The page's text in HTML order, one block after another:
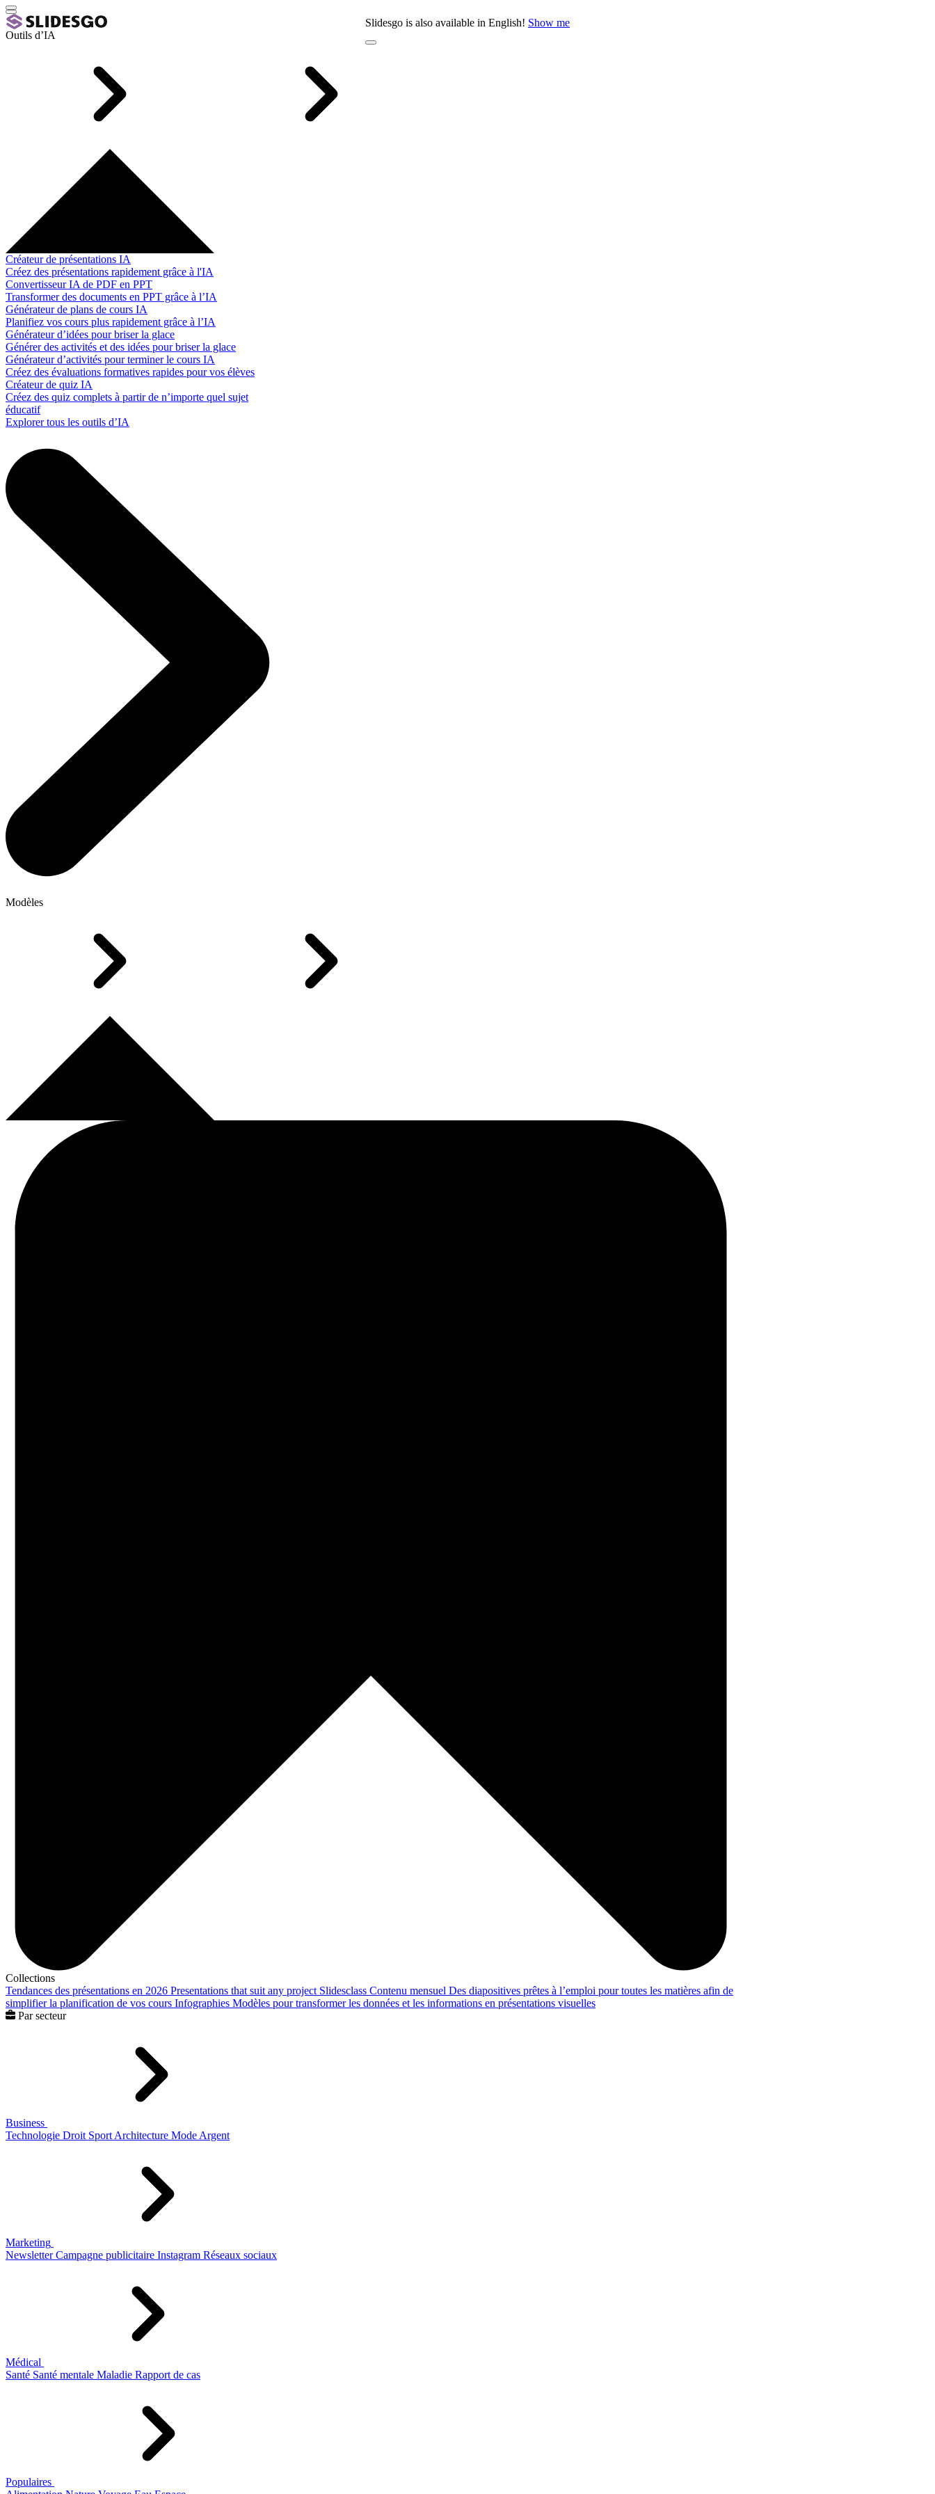
Slidesgo is also available in English! Show me
Outils d’IA
Créateur de présentations IA
Créez des présentations rapidement grâce à l'IA
Convertisseur IA de PDF en PPT
Transformer des documents en PPT grâce à l’IA
Générateur de plans de cours IA
Planifiez vos cours plus rapidement grâce à l’IA
Générateur d’idées pour briser la glace
Générer des activités et des idées pour briser la glace
Générateur d’activités pour terminer le cours IA
Créez des évaluations formatives rapides pour vos élèves
Créateur de quiz IA
Créez des quiz complets à partir de n’importe quel sujet
éducatif
Explorer tous les outils d’IA
Modèles
Collections
Tendances des présentations en 2026 Presentations that suit any project Slidesclass Contenu mensuel Des diapositives prêtes à l’emploi pour toutes les matières afin de
simplifier la planification de vos cours Infographies Modèles pour transformer les données et les informations en présentations visuelles
Par secteur
Business
Technologie Droit Sport Architecture Mode Argent
Marketing
Newsletter Campagne publicitaire Instagram Réseaux sociaux
Médical
Santé Santé mentale Maladie Rapport de cas
Populaires